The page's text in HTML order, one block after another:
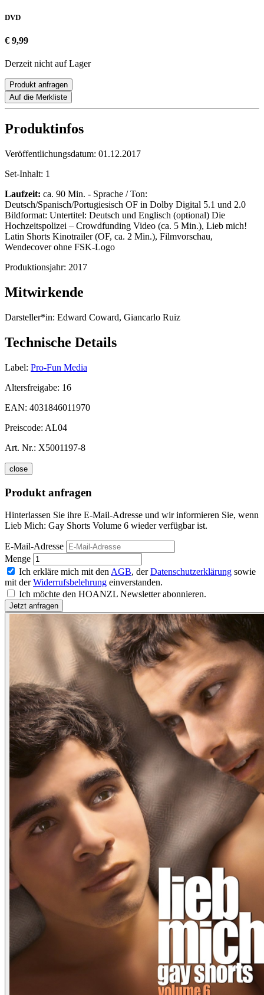
DVD
€ 9,99
Derzeit nicht auf Lager
Produkt anfragen
Auf die Merkliste
Produktinfos
Veröffentlichungsdatum: 01.12.2017
Set-Inhalt: 1
Laufzeit: ca. 90 Min. - Sprache / Ton:
Deutsch/Spanisch/Portugiesisch OF in Dolby Digital 5.1 und 2.0
Bildformat: Untertitel: Deutsch und Englisch (optional) Die
Hochzeitspolizei – Crowdfunding Video (ca. 5 Min.), Lieb mich!
Latin Shorts Kinotrailer (OF, ca. 2 Min.), Filmvorschau,
Wendecover ohne FSK-Logo
Produktionsjahr: 2017
Mitwirkende
Darsteller*in: Edward Coward, Giancarlo Ruiz
Technische Details
Label: Pro-Fun Media
Altersfreigabe: 16
EAN: 4031846011970
Preiscode: AL04
Art. Nr.: X5001197-8
close
Produkt anfragen
Hinterlassen Sie ihre E-Mail-Adresse und wir informieren Sie, wenn
Lieb Mich: Gay Shorts Volume 6 wieder verfügbar ist.
E-Mail-Adresse
Menge
Ich erkläre mich mit den AGB, derDatenschutzerklärung sowie
mit derWiderrufsbelehrung einverstanden.
Ich möchte den HOANZL Newsletter abonnieren.